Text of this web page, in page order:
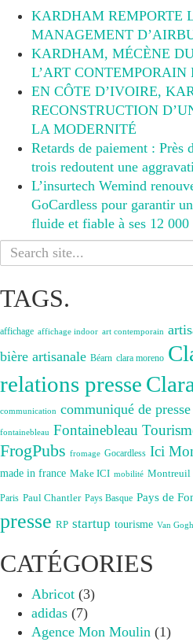
KARDHAM REMPORTE
MANAGEMENT
KARDHAM, MÉCÈNE
L’ART CONTEMPORAIN
EN CÔTE D’IVOIRE,
RECONSTRUCTION
LA MODERNITÉ
Retards de paiement : Près
trois redoutent une
L’insurtech Wemind
GoCardless pour garantir
fluide et fiable à ses 12 000
Search
for:
TAGS.
affichage affichage indoor art contemporain
bière artisanale Béarn clara moreno
relations presse
communication communiqué de presse
fontainebleau Fontainebleau
FrogPubs fromage Gocardless Ici
made in france Make ICI mobilité Montreuil
Paris Paul Chantler Pays Basque Pays de
presse RP startup tourisme Van Gogh
CATÉGORIES
Abricot (3)
adidas (7)
Agence Mon Moulin (1)